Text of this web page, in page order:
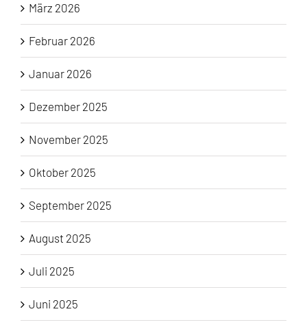
März 2026
Februar 2026
Januar 2026
Dezember 2025
November 2025
Oktober 2025
September 2025
August 2025
Juli 2025
Juni 2025